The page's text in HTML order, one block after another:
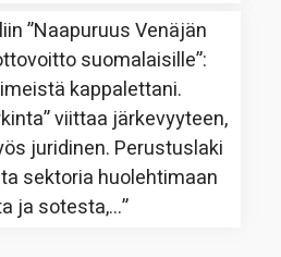
”Naapuruus Venäjän
suomalaisille”:
kappalettani.
viittaa järkevyyteen,
juridinen. Perustuslaki
sektoria huolehtimaan
ja sotesta,…”